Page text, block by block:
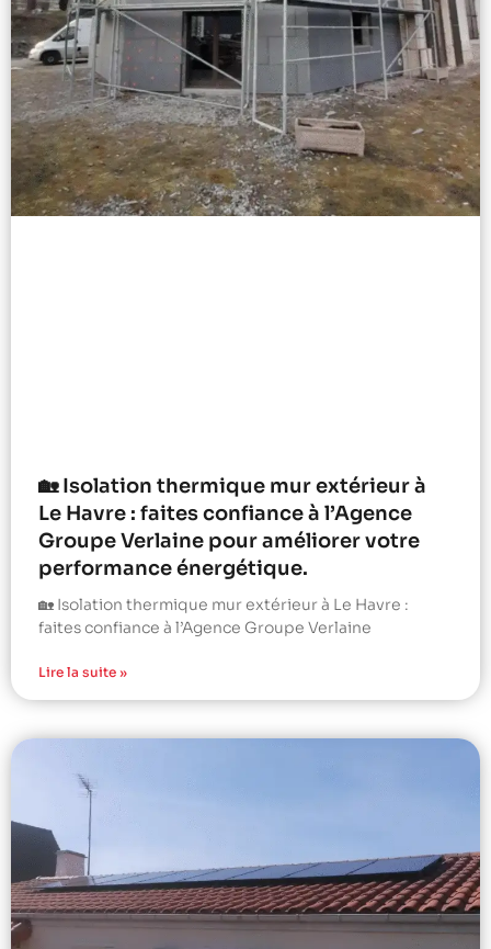
🏡 Isolation thermique mur extérieur à
Le Havre : faites confiance à l’Agence
Groupe Verlaine pour améliorer votre
performance énergétique.
🏡 Isolation thermique mur extérieur à Le Havre :
faites confiance à l’Agence Groupe Verlaine
Lire la suite »